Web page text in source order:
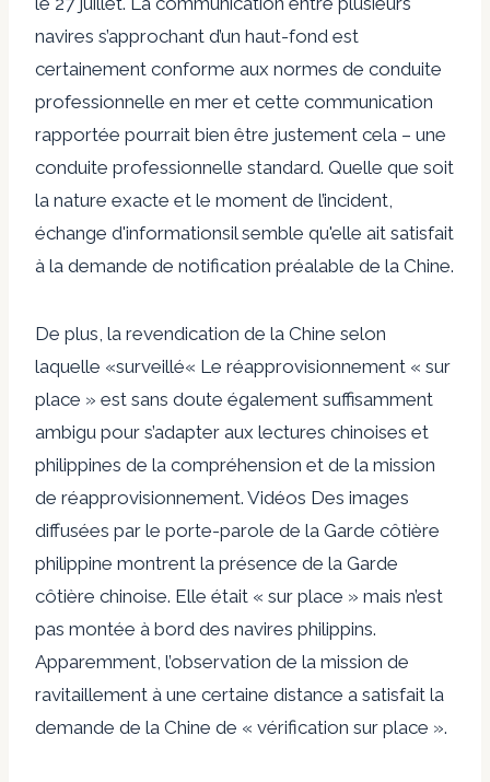
navires s’approchant d’un haut-fond est
certainement conforme aux normes de conduite
professionnelle en mer et cette communication
rapportée pourrait bien être justement cela – une
conduite professionnelle standard. Quelle que soit
la nature exacte et le moment de l’incident,
échange d'informationsil semble qu'elle ait satisfait
à la demande de notification préalable de la Chine.
De plus, la revendication de la Chine selon
laquelle «surveillé« Le réapprovisionnement « sur
place » est sans doute également suffisamment
ambigu pour s’adapter aux lectures chinoises et
philippines de la compréhension et de la mission
de réapprovisionnement. Vidéos Des images
diffusées par le porte-parole de la Garde côtière
philippine montrent la présence de la Garde
côtière chinoise. Elle était « sur place » mais n’est
pas montée à bord des navires philippins.
Apparemment, l’observation de la mission de
ravitaillement à une certaine distance a satisfait la
demande de la Chine de « vérification sur place ».